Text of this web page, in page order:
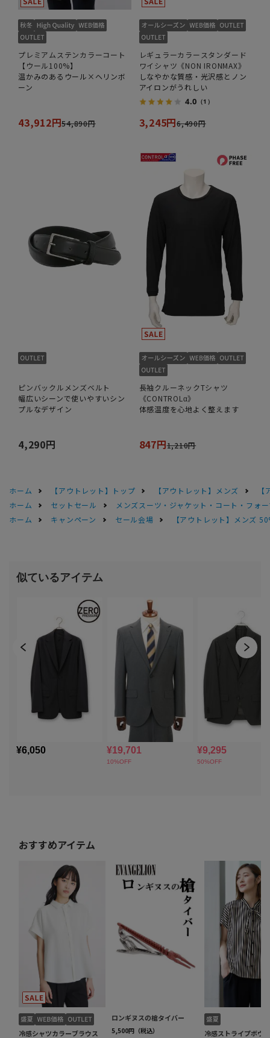
プレミアムステンカラーコート
【ウール100%】
温かみのあるウール×ヘリンボ
ーン
43,912円54,890円
レギュラーカラースタンダード
ワイシャツ《NON IRONMAX》
しなやかな質感・光沢感とノン
アイロンがうれしい
4.0 （1）
3,245円6,490円
ピンバックルメンズベルト
幅広いシーンで使いやすいシン
プルなデザイン
4,290円
長袖クルーネックTシャツ
《CONTROLα》
体感温度を心地よく整えます
847円1,210円
ホーム 【アウトレット】トップ 【アウトレット】メンズ
ホーム
セットセール
メンズスーツ・ジャケット・コート・フォ
ホーム
キャンペーン セール会場 【アウトレット】メンズ